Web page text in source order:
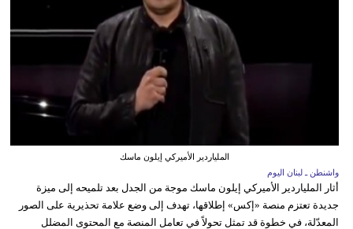
الملياردير الأميركي إيلون ماسك
واشنطن ـ لبنان اليوم
أثار الملياردير الأميركي إيلون ماسك موجة من الجدل بعد تلميحه إلى ميزة
جديدة تعتزم منصة «إكس» إطلاقها، تهدف إلى وضع علامة تحذيرية على الصور
المعدّلة، في خطوة قد تمثل تحولاً في تعامل المنصة مع المحتوى المضلل